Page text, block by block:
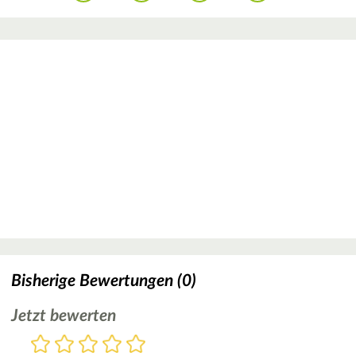
Bisherige Bewertungen (0)
Jetzt bewerten
Bewertung
5
4
3
2
1